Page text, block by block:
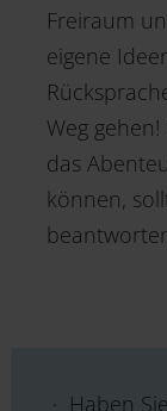
Freiraum
eigene
Weg
das
können,
Haben